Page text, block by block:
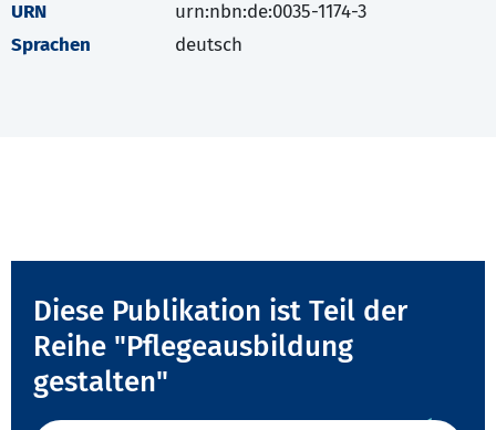
URN
urn:nbn:de:0035-1174-3
Sprachen
deutsch
Diese Publikation ist Teil der
Reihe "Pflegeausbildung
gestalten"